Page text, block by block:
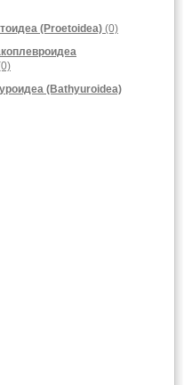
(Proetoidea) (0)
(Bathyuroidea)